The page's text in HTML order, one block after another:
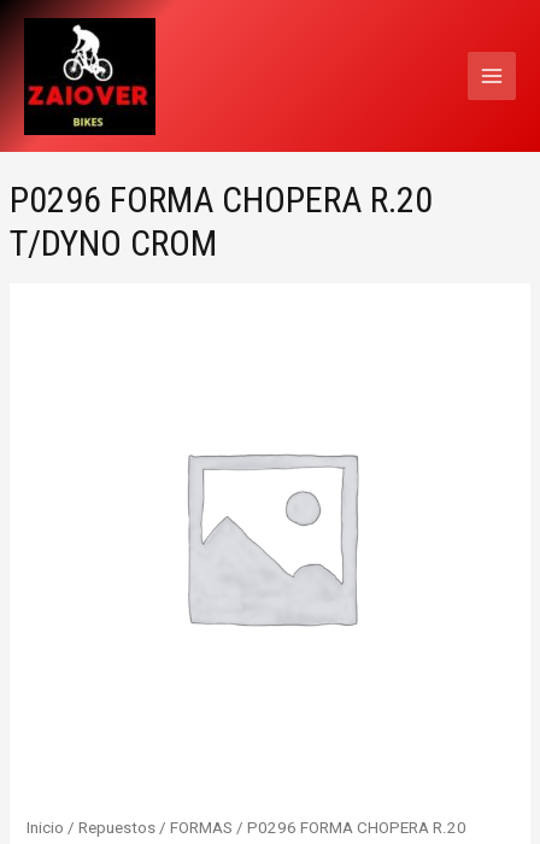
contenido
P0296 FORMA CHOPERA R.20
T/DYNO CROM
Inicio /Repuestos /FORMAS / P0296 FORMA CHOPERA R.20